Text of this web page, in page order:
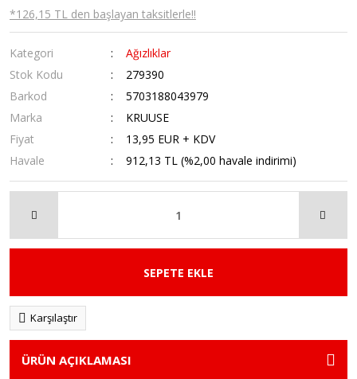
*126,15 TL den başlayan taksitlerle!!
Kategori
Ağızlıklar
Stok Kodu
279390
Barkod
5703188043979
Marka
KRUUSE
Fiyat
13,95 EUR + KDV
Havale
912,13 TL (%2,00 havale indirimi)
SEPETE EKLE
Karşılaştır
ÜRÜN AÇIKLAMASI